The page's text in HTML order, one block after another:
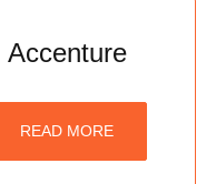
Accenture
READ MORE